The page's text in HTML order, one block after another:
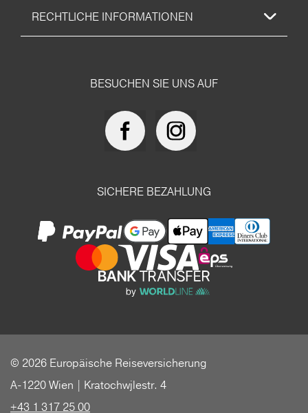
RECHTLICHE INFORMATIONEN
BESUCHEN SIE UNS AUF
SICHERE BEZAHLUNG
© 2026 Europäische Reiseversicherung
A-1220 Wien | Kratochwjlestr. 4
+43 1 317 25 00